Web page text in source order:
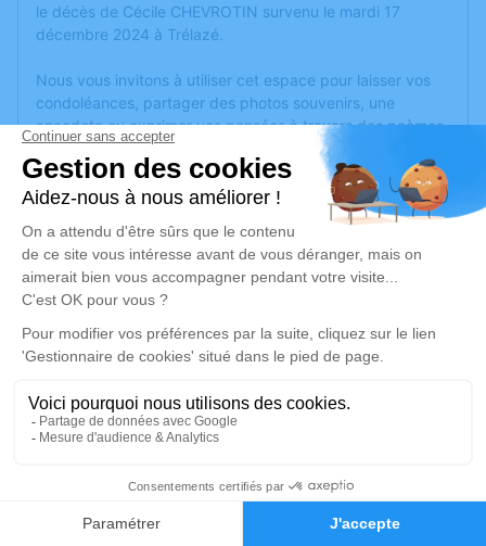
Faire-part Hommages
le décès de Cécile CHEVROTIN survenu le mardi 17
décembre 2024 à Trélazé.
Nous vous invitons à utiliser cet espace pour laisser vos
condoléances, partager des photos souvenirs, une
anecdote ou exprimer vos pensées à travers des poèmes
ou des textes. Cet endroit est un lieu d'expression dédié à
honorer la mémoire de Cécile CHEVROTIN.
Un service de plantation d’arbre hommage estdisponible
ici.
Cérémonie religieuse
lundi 23 décembre 2024 à 10h30
Eglise de la Meignanne de Longuenée-en-
Anjou
49770 Longuenée-en-Anjou